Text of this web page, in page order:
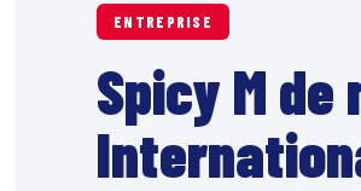
ENTREPRISE
Spicy M